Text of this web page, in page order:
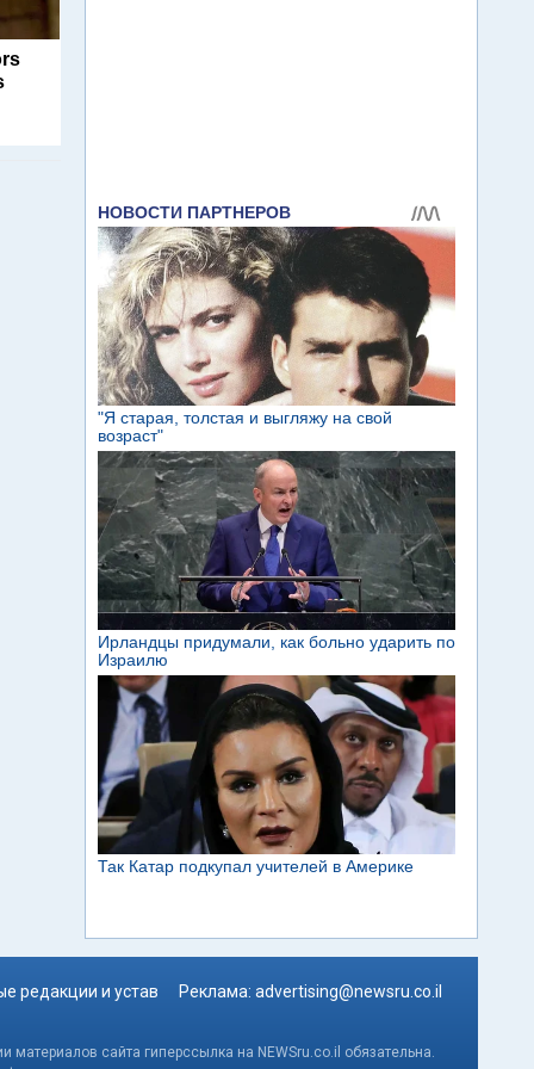
редакции и устав Реклама: advertising@newsru.co.il
сайта гиперссылка на NEWSru.co.il обязательна.